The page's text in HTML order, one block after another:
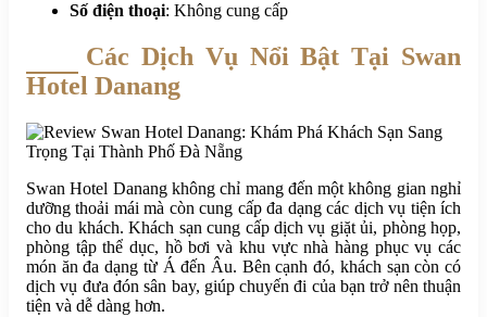
Số điện thoại: Không cung cấp
Các Dịch Vụ Nổi Bật Tại Swan
Hotel Danang
Swan Hotel Danang không chỉ mang đến một không gian nghỉ
dưỡng thoải mái mà còn cung cấp đa dạng các dịch vụ tiện ích
cho du khách. Khách sạn cung cấp dịch vụ giặt ủi, phòng họp,
phòng tập thể dục, hồ bơi và khu vực nhà hàng phục vụ các
món ăn đa dạng từ Á đến Âu. Bên cạnh đó, khách sạn còn có
dịch vụ đưa đón sân bay, giúp chuyến đi của bạn trở nên thuận
tiện và dễ dàng hơn.